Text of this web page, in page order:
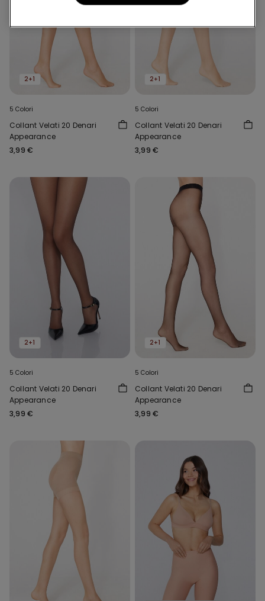
2+1
5 Colori
Collant Velati 20 Denari
Appearance
3,99 €
2+1
5 Colori
Collant Velati 20 Denari
Appearance
3,99 €
2+1
5 Colori
Collant Velati 20 Denari
Appearance
3,99 €
2+1
5 Colori
Collant Velati 20 Denari
Appearance
3,99 €